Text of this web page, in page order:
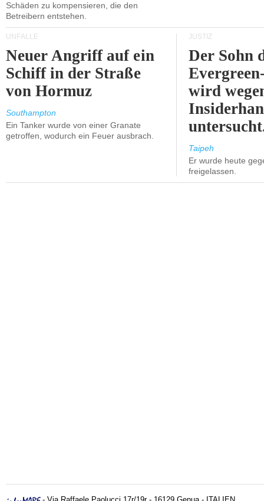
Schäden zu kompensieren, die den
Betreibern entstehen.
UNFÄLLE
Neuer Angriff auf ein
Schiff in der Straße
von Hormuz
Southampton
Ein Tanker wurde von einer Granate
getroffen, wodurch ein Feuer ausbrach.
JUSTIZ
Der Sohn
wird
Taipeh
Er wurde heute
freigelassen.